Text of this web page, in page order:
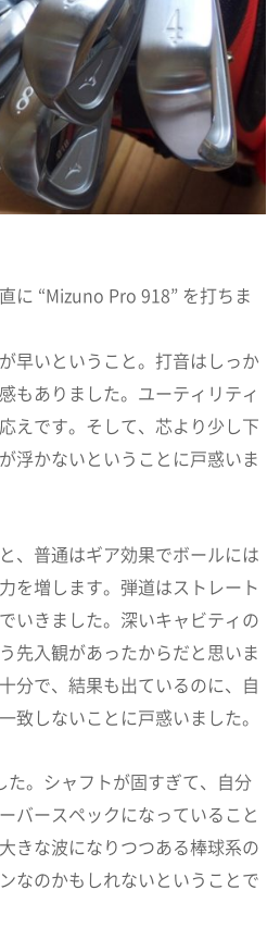
に “Mizuno Pro 918” を打ちま
早いということ。打音はしっか
もありました。ユーティリティ
えです。そして、芯より少し下
浮かないということに戸惑いま
、普通はギア効果でボールには
を増します。弾道はストレート
いきました。深いキャビティの
先入観があったからだと思いま
分で、結果も出ているのに、自
致しないことに戸惑いました。
。シャフトが固すぎて、自分
バースペックになっていること
きな波になりつつある棒球系の
なのかもしれないということで